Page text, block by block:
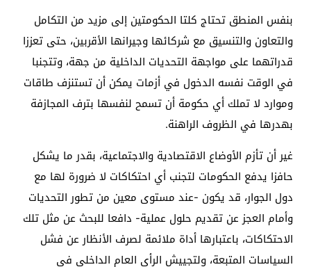
بنفس المنطق تحتاج كلتا الحكومتين إلى مزيد من التكامل
والتعاون والتنسيق مع شركائها وجيرانها الأقربين، حتى تعززا
قدراتهما على مواجهة التحديات الداخلية من جهة، وتتجنبا
في الوقت نفسه الدخول في أزمات يمكن أن تستنزف طاقات
وموارد لا تملك أي حكومة أن تسمح لنفسها بترف المجازفة
بهدرها في الظروف الراهنة.
غير أن تأزم الأوضاع الاقتصادية والاجتماعية، بقدر ما يشكل
حافزا يدفع الحكومات لتجنب أي احتكاكات لا ضرورة لها مع
دول الجوار، قد يكون -عند مستوى معين من تطور التحديات
وأمام العجز عن تقديم حلول عملية- دافعا للبحث عن مثل تلك
الاحتكاكات، باعتبارها أداة ملائمة لصرف الأنظار عن فشل
السياسات المتبعة، ولتجييش الرأي العام الداخلي في